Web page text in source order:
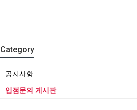
Category
공지사항
입점문의 게시판